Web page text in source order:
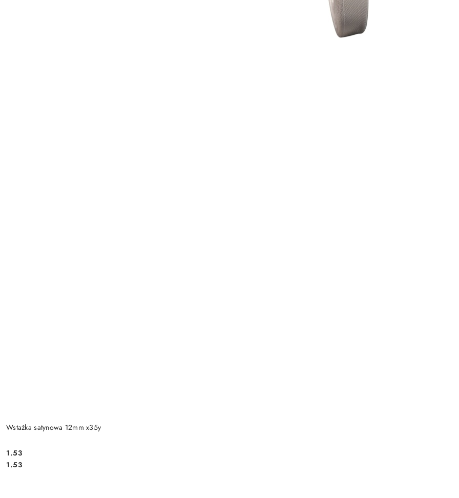
Wstażka satynowa 12mm x35y
Cena:
1.53
Cena:
1.53